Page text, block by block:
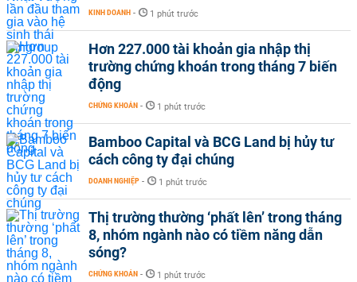
KINH DOANH - 1 phút trước
Hơn 227.000 tài khoản gia nhập thị
trường chứng khoán trong tháng 7 biến
động
CHỨNG KHOÁN - 1 phút trước
Bamboo Capital và BCG Land bị hủy tư
cách công ty đại chúng
DOANH NGHIỆP - 1 phút trước
Thị trường thường ‘phất lên’ trong tháng
8, nhóm ngành nào có tiềm năng dẫn
sóng?
CHỨNG KHOÁN - 1 phút trước